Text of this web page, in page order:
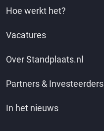
Hoe werkt het?
Vacatures
Over Standplaats.nl
Partners & Investeerders
In het nieuws